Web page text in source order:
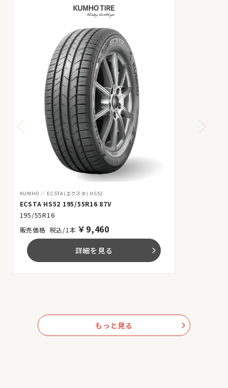
KUMHO ECSTA(エクスタ) HS52
ECSTA HS52 195/55R16 87V
195/55R16
税込/1本 ￥ 9,460
詳細を見る arrow_forward_ios
もっと見る arrow_forward_ios